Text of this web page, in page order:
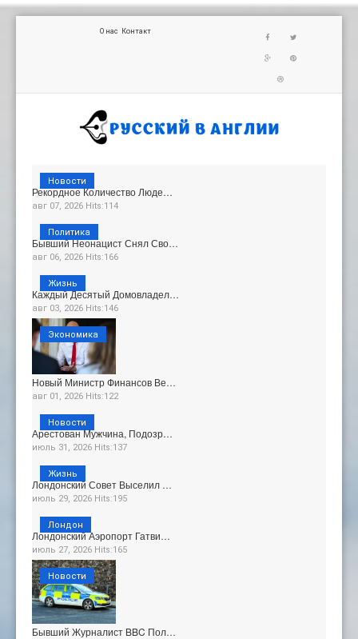
О нас Контакт
Рекордное Количество Люде…
авг 07, 2026 Hits:114
Новости
Бывший Неонацист Снял Сво…
авг 06, 2026 Hits:166
Политика
Каждый Десятый Домовладел…
авг 03, 2026 Hits:146
Жизнь
Новый Министр Финансов Ве…
авг 01, 2026 Hits:122
Экономика
Арестован Мужчина, Подозр…
июль 31, 2026 Hits:137
Новости
Лондонский Совет Выселил …
июль 29, 2026 Hits:195
Жизнь
Лондонский Аэропорт Гатви…
июль 27, 2026 Hits:165
Лондон
Бывший Журналист BBC Пол…
Новости